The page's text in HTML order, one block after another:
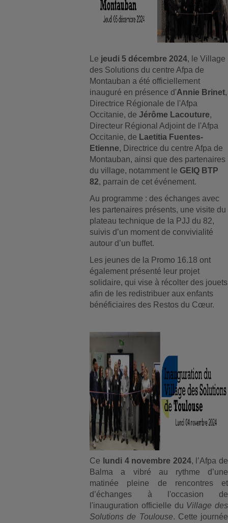
Le jeudi 5 décembre 2024, le Village
des Solutions du centre Afpa de
Montauban a été officiellement
inauguré en présence d'Annie Brinet,
Directrice Régionale de l'Afpa
Occitanie, deJérôme Lacouture,
Directeur Régional Adjoint de l'Afpa
Occitanie, de Laetitia Fuentes-
Etienne, Directrice du centre Afpa de
Montauban, ainsi que des partenaires
du village, notamment leGEIQ BTP
82, parrain de cet événement.
Au programme : des échanges avec
les partenaires présents, une visite du
plateau technique de la PJJ du 82,
suivis d’un moment de convivialité
autour d’un buffet.
Les jeunes de la Promo 16.18 ont
également présenté leur projet
solidaire, qui vise à récolter des jouets
afin de les redistribuer aux enfants
bénéficiaires des Restos du Cœur.
Ce lundi 4 novembre 2024, l’Afpa de
Balma a vibré au rythme d’une
matinée pleine de rencontres et
d’échanges à l'occasion de
l'inauguration officielle du Village des
Solutions de Toulouse. Cette journée